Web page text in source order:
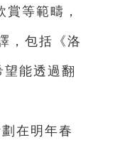
等範疇，
，包括《洛
能透過翻
在明年春